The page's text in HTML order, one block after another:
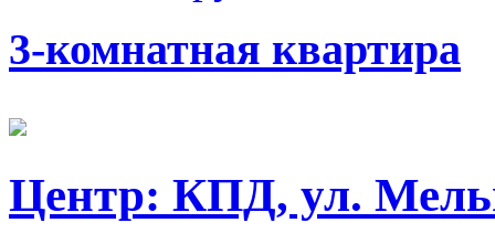
3-комнатная квартира
Центр: КПД, ул.